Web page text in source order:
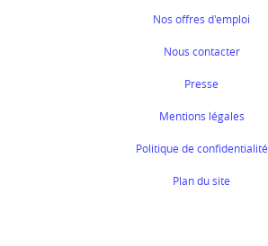
Nos offres d'emploi
Nous contacter
Presse
Mentions légales
Politique de confidentialité
Plan du site